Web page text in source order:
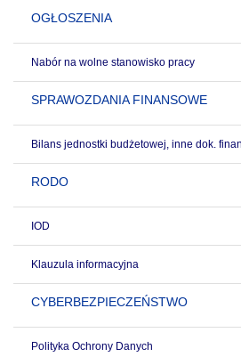
OGŁOSZENIA
Nabór na wolne stanowisko pracy
SPRAWOZDANIA FINANSOWE
Bilans jednostki budżetowej, inne dok.
RODO
IOD
Klauzula informacyjna
CYBERBEZPIECZEŃSTWO
Polityka Ochrony Danych